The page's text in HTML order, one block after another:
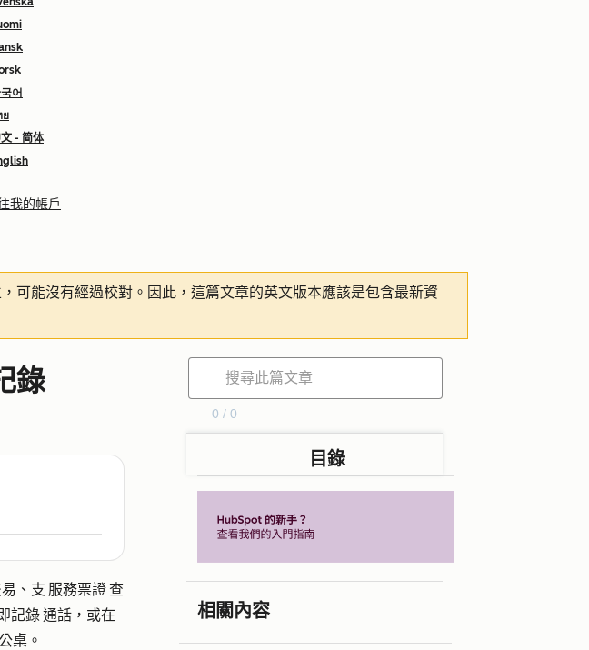
어
ย
- 简体
我的帳戶
可能沒有經過校對。因此，這篇文章的英文版本應該是包含最新資
錄
、支 服務票證 查
記錄 通話，或在
桌。
0 / 0
目錄
相關內容